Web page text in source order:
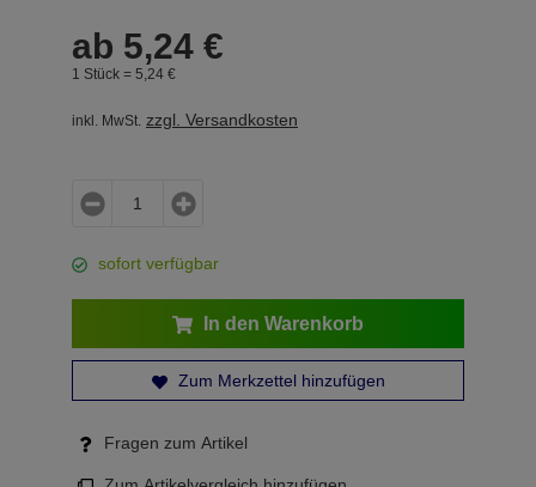
ab 5,24 €
1 Stück = 5, 24 €
inkl. MwSt. zzgl. Versandkosten
sofort verfügbar
In den Warenkorb
Zum Merkzettel hinzufügen
Fragen zum Artikel